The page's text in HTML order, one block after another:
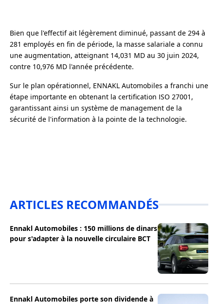
Bien que l'effectif ait légèrement diminué, passant de 294 à
281 employés en fin de période, la masse salariale a connu
une augmentation, atteignant 14,031 MD au 30 juin 2024,
contre 10,976 MD l'année précédente.
Sur le plan opérationnel, ENNAKL Automobiles a franchi une
étape importante en obtenant la certification ISO 27001,
garantissant ainsi un système de management de la
sécurité de l'information à la pointe de la technologie.
ARTICLES RECOMMANDÉS
Ennakl Automobiles : 150 millions de dinars
pour s'adapter à la nouvelle circulaire BCT
Ennakl Automobiles porte son dividende à